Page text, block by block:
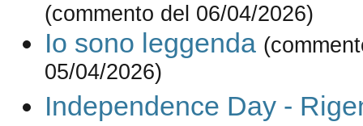
(commento del 06/04/2026)
Io sono leggenda
05/04/2026)
Independence Day -